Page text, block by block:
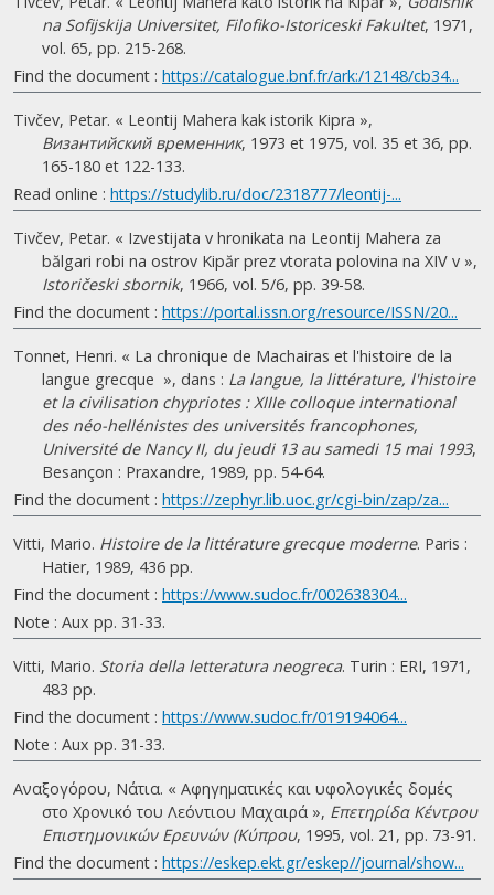
na Sofijskija Universitet, Filofiko-Istoriceski Fakultet, 1971,
vol. 65, pp. 215-268.
Find the document : https://catalogue.bnf.fr/ark:/12148/cb34...
Tivčev, Petar. « Leontij Mahera kak istorik Kipra »,
Византийский временник, 1973 et 1975, vol. 35 et 36, pp.
165-180 et 122-133.
Read online : https://studylib.ru/doc/2318777/leontij-...
Tivčev, Petar. « Izvestijata v hronikata na Leontij Mahera za
bălgari robi na ostrov Kipăr prez vtorata polovina na XIV v »,
Istoričeski sbornik, 1966, vol. 5/6, pp. 39-58.
Find the document : https://portal.issn.org/resource/ISSN/20...
Tonnet, Henri. « La chronique de Machairas et l'histoire de la
langue grecque », dans : La langue, la littérature, l'histoire
et la civilisation chypriotes : XIIIe colloque international
des néo-hellénistes des universités francophones,
Université de Nancy II, du jeudi 13 au samedi 15 mai 1993,
Besançon : Praxandre, 1989, pp. 54-64.
Find the document : https://zephyr.lib.uoc.gr/cgi-bin/zap/za...
Vitti, Mario. Histoire de la littérature grecque moderne. Paris :
Hatier, 1989, 436 pp.
Find the document : https://www.sudoc.fr/002638304...
Note : Aux pp. 31-33.
Vitti, Mario. Storia della letteratura neogreca. Turin : ERI, 1971,
483 pp.
Find the document : https://www.sudoc.fr/019194064...
Note : Aux pp. 31-33.
Αναξογόρου, Νάτια. « Αφηγηματικές και υφολογικές δομές
στο Χρονικό του Λεόντιου Μαχαιρά », Eπετηρίδα Kέντρου
Eπιστημονικών Eρευνών (Κύπρου, 1995, vol. 21, pp. 73-91.
Find the document : https://eskep.ekt.gr/eskep//journal/show...